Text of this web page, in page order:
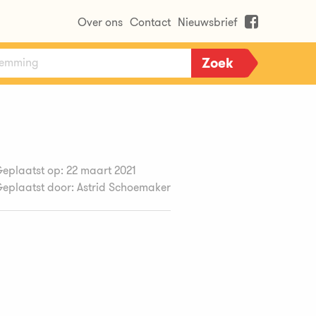
Over ons Contact Nieuwsbrief
op: 22 maart 2021
door: Astrid Schoemaker